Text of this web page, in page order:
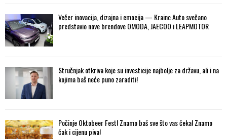
Večer inovacija, dizajna i emocija — Krainc Auto svečano
predstavio nove brendove OMODA, JAECOO i LEAPMOTOR
Stručnjak otkriva koje su investicije najbolje za državu, ali i na
kojima baš neće puno zaraditi!
Počinje Oktobeer Fest! Znamo baš sve što vas čeka! Znamo
čak i cijenu piva!